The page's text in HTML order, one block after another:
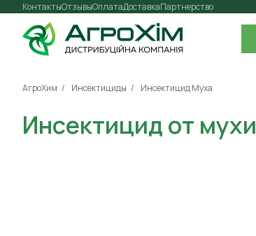
Контакты Оплата
Отзывы ДоставкаПартнерство
АгроХим Инсектициды Инсектицид Муха
Инсектицид от мухи